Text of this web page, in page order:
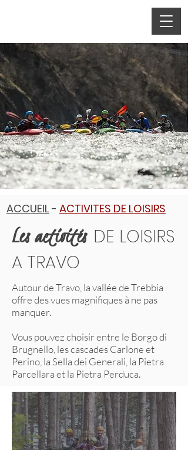
ACCUEIL- ACTIVITES DE LOISIRS
Les activités DE LOISIRS
A TRAVO
Autour de Travo, la vallée de Trebbia
offre des vues magnifiques à ne pas
manquer.
Vous pouvez choisir entre le Borgo di
Brugnello, les cascades Carlone et
Perino, la Sella dei Generali, la Pietra
Parcellara et la Pietra Perduca.